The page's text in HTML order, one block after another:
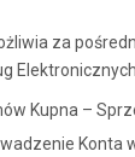
za
Kupna –
Konta